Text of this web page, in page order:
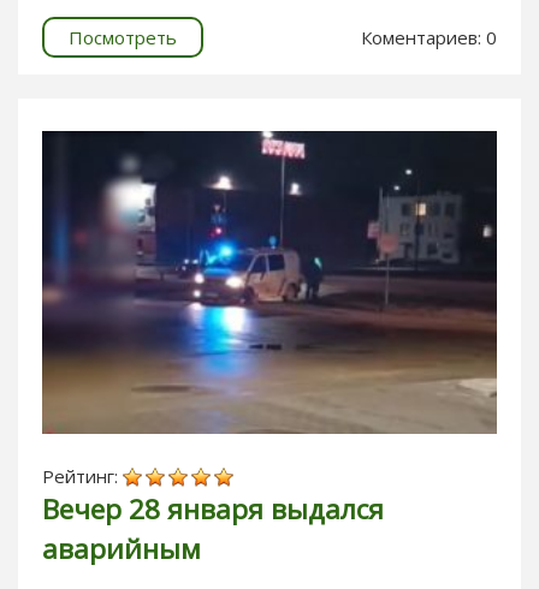
Посмотреть Коментариев: 0
Рейтинг:
Вечер 28 января выдался
аварийным